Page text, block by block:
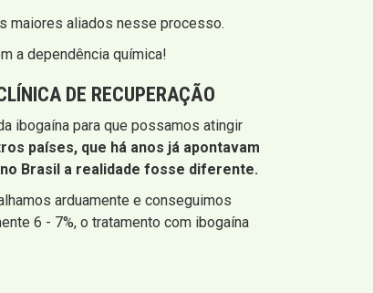
maiores aliados nesse processo.
a dependência química!
DE RECUPERAÇÃO
ibogaína para que possamos atingir
países, que há anos já apontavam
Brasil a realidade fosse diferente.
arduamente e conseguimos
6 - 7%, o tratamento com ibogaína